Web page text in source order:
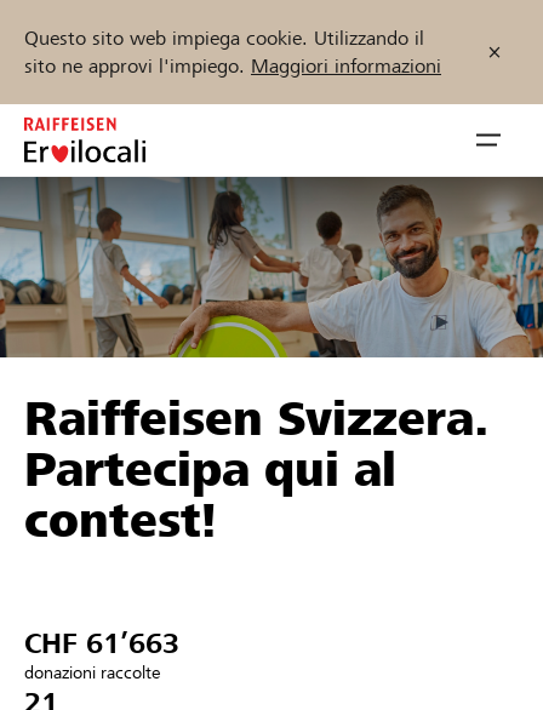
Questo sito web impiega cookie. Utilizzando il
sito ne approvi l'impiego. Maggiori informazioni
Zum
Inhalt
springen
öffnen
Sostenere
Aiuto & supporto
Collegarsi
Trova progetti e organizzazioni
Inizia ora
Raiffeisen Svizzera.
Partecipa qui al
contest!
CHF 61’663
donazioni raccolte
21